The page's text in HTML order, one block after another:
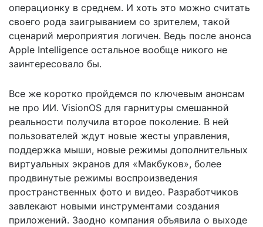
операционку в среднем. И хоть это можно считать
своего рода заигрыванием со зрителем, такой
сценарий мероприятия логичен. Ведь после анонса
Apple Intelligence остальное вообще никого не
заинтересовало бы.
Все же коротко пройдемся по ключевым анонсам
не про ИИ. VisionOS для гарнитуры смешанной
реальности получила второе поколение. В ней
пользователей ждут новые жесты управления,
поддержка мыши, новые режимы дополнительных
виртуальных экранов для «Макбуков», более
продвинутые режимы воспроизведения
пространственных фото и видео. Разработчиков
завлекают новыми инструментами создания
приложений. Заодно компания объявила о выходе